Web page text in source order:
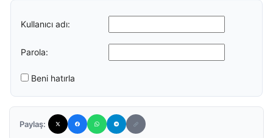
Kullanıcı adı:
Parola:
Beni hatırla
Paylaş: